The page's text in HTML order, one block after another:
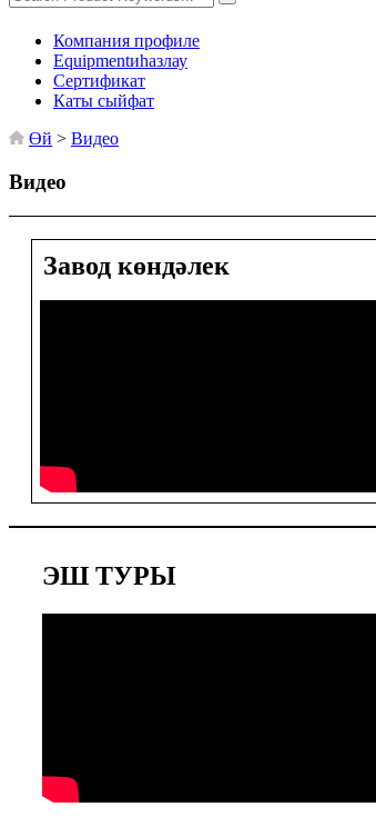
Компания профиле
Equipmentиһазлау
Сертификат
Каты сыйфат
Өй > Видео
Видео
Завод көндәлек
ЭШ ТУРЫ